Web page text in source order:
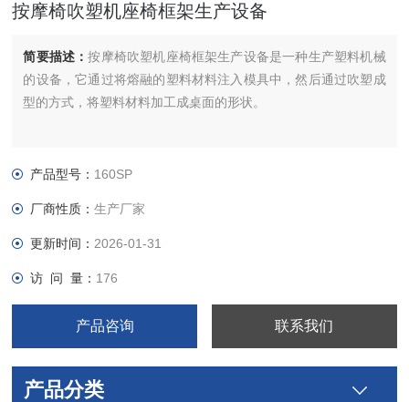
按摩椅吹塑机座椅框架生产设备
简要描述：按摩椅吹塑机座椅框架生产设备是一种生产塑料机械
的设备，它通过将熔融的塑料材料注入模具中，然后通过吹塑成
型的方式，将塑料材料加工成桌面的形状。
产品型号： 160SP
厂商性质：生产厂家
更新时间： 2026-01-31
访 问 量： 176
产品咨询 联系我们
产品分类